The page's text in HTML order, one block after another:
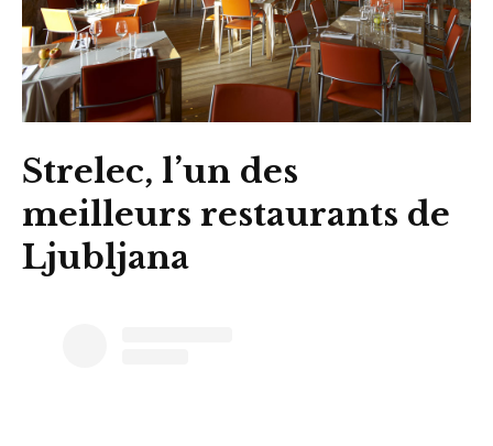
Strelec, l’un des
meilleurs restaurants de
Ljubljana